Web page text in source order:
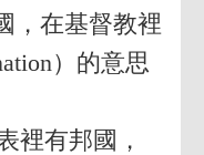
，在基督教裡
）的意思
裡有邦國，